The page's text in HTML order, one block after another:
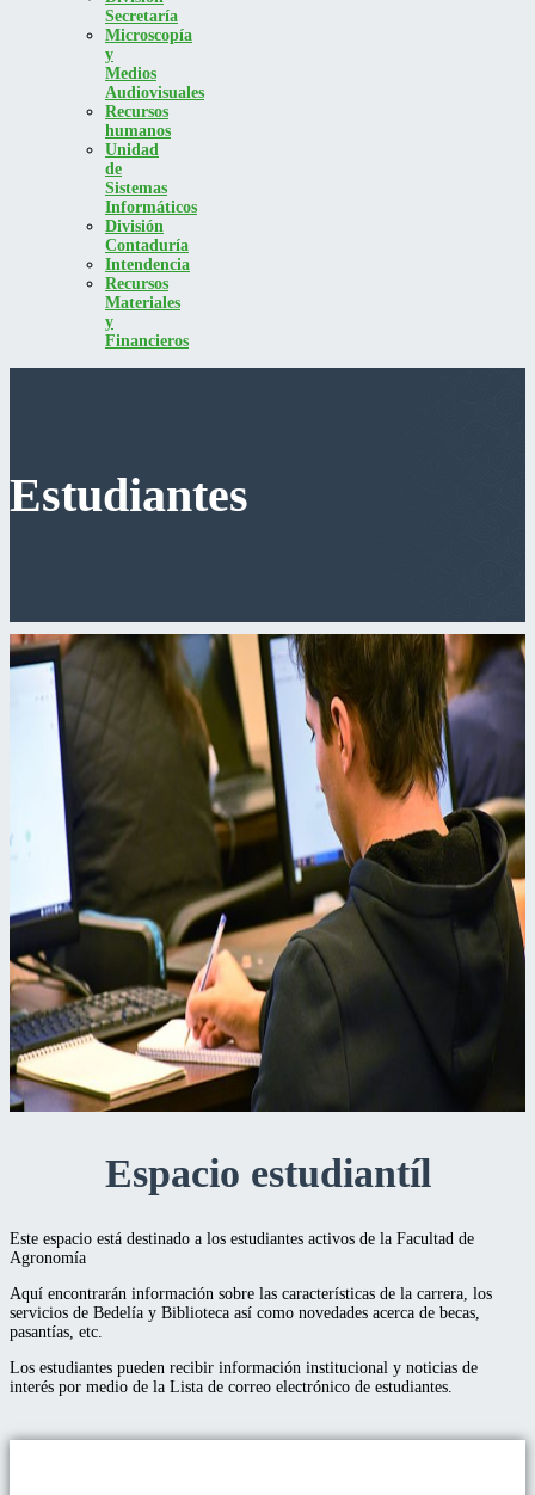
Secretaría
Microscopía
y
Medios
Audiovisuales
Recursos
humanos
Unidad
de
Sistemas
Informáticos
División
Contaduría
Intendencia
Recursos
Materiales
y
Financieros
Estudiantes
Espacio estudiantíl
Este espacio está destinado a los estudiantes activos de la Facultad de
Agronomía
Aquí encontrarán información sobre las características de la carrera, los
servicios de Bedelía y Biblioteca así como novedades acerca de becas,
pasantías, etc.
Los estudiantes pueden recibir información institucional y noticias de
interés por medio de la Lista de correo electrónico de estudiantes.